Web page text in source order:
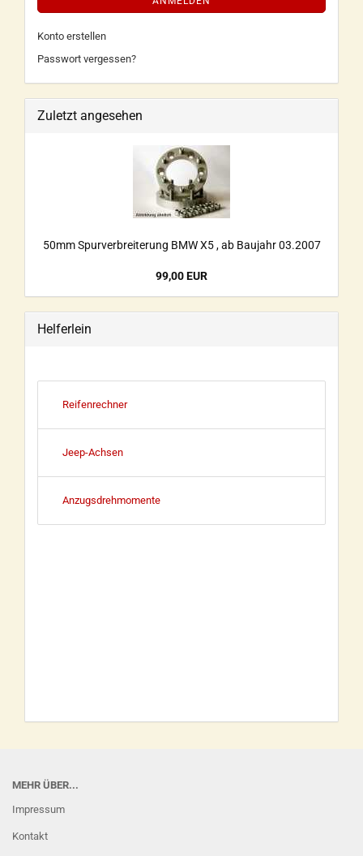
Konto erstellen
Passwort vergessen?
Zuletzt angesehen
50mm Spurverbreiterung BMW X5 , ab Baujahr 03.2007
99,00 EUR
Helferlein
Reifenrechner
Jeep-Achsen
Anzugsdrehmomente
MEHR ÜBER...
Impressum
Kontakt